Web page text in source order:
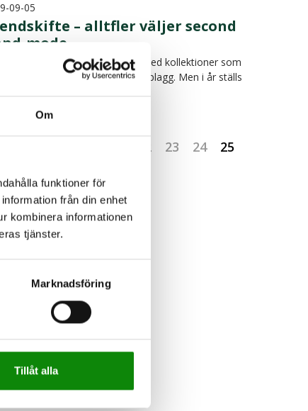
Om
funktioner för
från din enhet
kombinera informationen
tjänster.
Marknadsföring
Tillåt alla
09-05
– alltfler väljer second
mode
brukar betyda modevecka med kollektioner som
köpsug efter nyproducerade plagg. Men i år ställs
22 23 24 25